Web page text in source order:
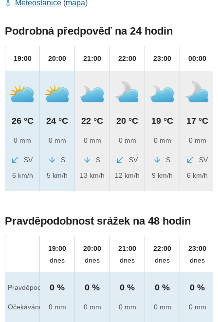
Meteostanice (mapa)
Podrobná předpověď na 24 hodin
19:00
26 °C
0 mm
SV
6 km/h
20:00
24 °C
0 mm
S
5 km/h
21:00
22 °C
0 mm
S
13 km/h
22:00
20 °C
0 mm
SV
12 km/h
23:00
19 °C
0 mm
S
9 km/h
00:00
17 °C
0 mm
SV
6 km/h
Pravděpodobnost srážek na 48 hodin
Pravděpod.
Očekáváno
19:00
dnes
0 %
0 mm
20:00
dnes
0 %
0 mm
21:00
dnes
0 %
0 mm
22:00
dnes
0 %
0 mm
23:00
dnes
0 %
0 mm